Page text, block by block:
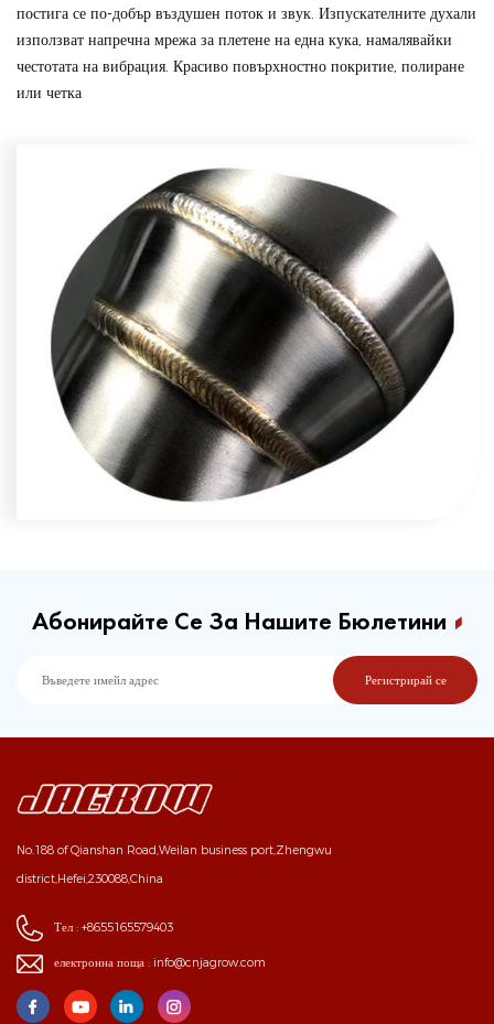
постига се по-добър въздушен поток и звук. Изпускателните духали
използват напречна мрежа за плетене на една кука, намалявайки
честотата на вибрация. Красиво повърхностно покритие, полиране
или четка
Абонирайте Се За Нашите Бюлетини
No.188 of Qianshan Road,Weilan business port,Zhengwu
district,Hefei,230088,China
Тел : +8655165579403
електронна поща : info@cnjagrow.com